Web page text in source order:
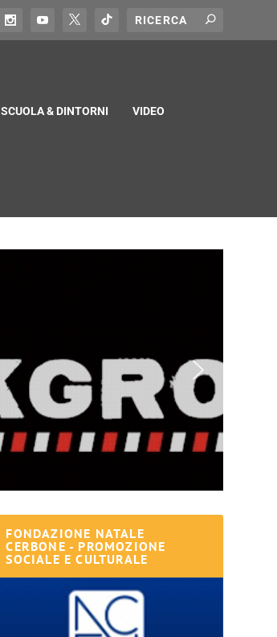
SCUOLA & DINTORNI VIDEO
FONDAZIONE NATALE
CERBONE - PROMOZIONE
SOCIALE E CULTURALE